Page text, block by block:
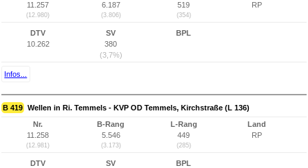
11.257
(12.980)
6.187
(3.806)
519
(354)
RP
DTV
10.262
SV
380
(3,7%)
BPL
Infos...
B 419 Wellen in Ri. Temmels - KVP OD Temmels, Kirchstraße (L 136)
Nr.
11.258
(12.981)
B-Rang
5.546
(3.173)
L-Rang
449
(285)
Land
RP
DTV
SV
BPL